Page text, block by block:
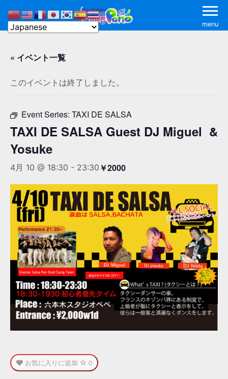
menu
« イベント一覧
このイベントは終了しました。
Event Series: TAXI DE SALSA
TAXI DE SALSA Guest DJ Miguel &
Yosuke
4月 10 @ 18:30 - 23:30 ￥2000
お気に入りに追加 0